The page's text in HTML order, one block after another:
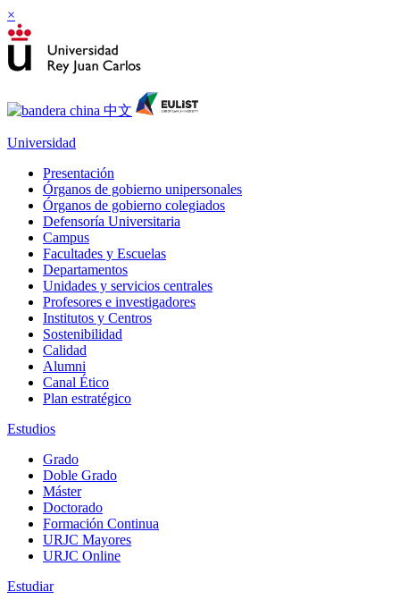
×
Universidad
Presentación
Órganos de gobierno unipersonales
Órganos de gobierno colegiados
Defensoría Universitaria
Campus
Facultades y Escuelas
Departamentos
Unidades y servicios centrales
Profesores e investigadores
Institutos y Centros
Sostenibilidad
Calidad
Alumni
Canal Ético
Plan estratégico
Estudios
Grado
Doble Grado
Máster
Doctorado
Formación Continua
URJC Mayores
URJC Online
Estudiar